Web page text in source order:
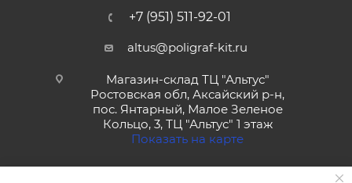
+7 (951) 511-92-01
altus@poligraf-kit.ru
Магазин-склад ТЦ "Альтус"
Ростовская обл, Аксайский р-н,
пос. Янтарный, Малое Зеленое
Кольцо, 3, ТЦ "Альтус" 1 этаж
Показать на карте